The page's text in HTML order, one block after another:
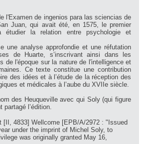
l'Examen de ingenios para las sciencias de
Juan, qui avait été, en 1575, le premier
étudier la relation entre psychologie et
une analyse approfondie et une réfutation
de Huarte, s’inscrivant ainsi dans les
de l'époque sur la nature de l'intelligence et
Ce texte constitue une contribution
des idées et à l’étude de la réception des
et médicales à l’aube du XVIIe siècle.
des Heuqueville avec qui Soly (qui figure
partagé l’édition.
[II, 4833] Wellcome [EPB/A/2972 : "Issued
under the imprint of Michel Soly, to
was originally granted May 16,